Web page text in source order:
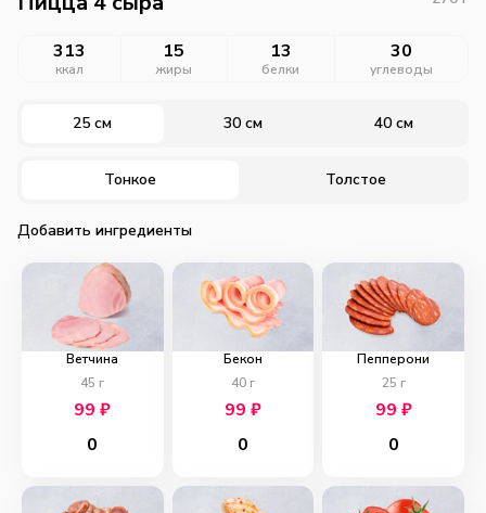
313
ккал
15
жиры
13
белки
30
углеводы
25 см 30 см 40 см
Тонкое Толстое
Добавить ингредиенты
Ветчина
45 г
99₽
0
Бекон
40г
99 ₽
0
Пепперони
25 г
99 ₽
0